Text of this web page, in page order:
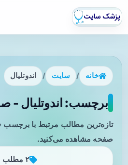
خانه / سایت / اندوتلیال
برچسب: اندوتلیال -
تازه‌ترین مطالب مرتبط با برچسب
صفحه مشاهده می‌کنید.
۲ مطلب